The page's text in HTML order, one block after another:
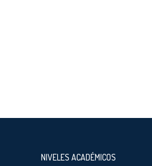
NIVELES ACADÉMICOS